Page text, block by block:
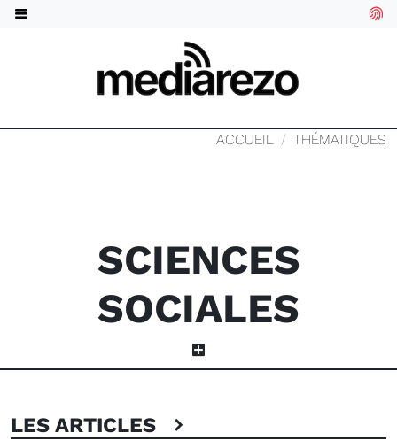
ACCUEIL THÉMATIQUES
SCIENCES
SOCIALES
LES ARTICLES